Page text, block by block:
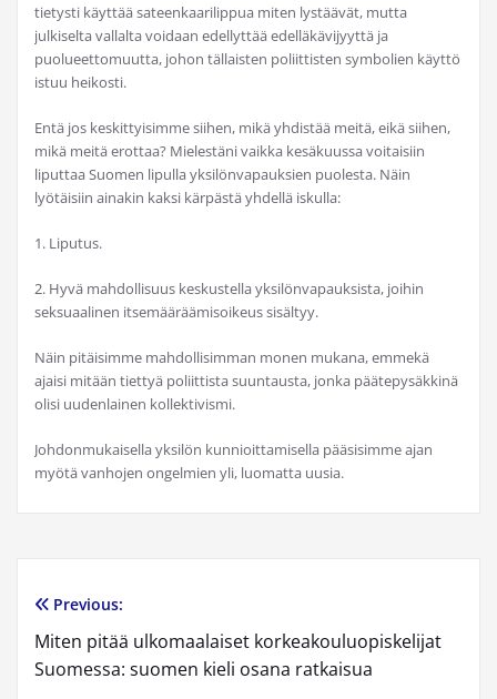
tietysti käyttää sateenkaarilippua miten lystäävät, mutta
julkiselta vallalta voidaan edellyttää edelläkävijyyttä ja
puolueettomuutta, johon tällaisten poliittisten symbolien käyttö
istuu heikosti.
Entä jos keskittyisimme siihen, mikä yhdistää meitä, eikä siihen,
mikä meitä erottaa? Mielestäni vaikka kesäkuussa voitaisiin
liputtaa Suomen lipulla yksilönvapauksien puolesta. Näin
lyötäisiin ainakin kaksi kärpästä yhdellä iskulla:
1. Liputus.
2. Hyvä mahdollisuus keskustella yksilönvapauksista, joihin
seksuaalinen itsemääräämisoikeus sisältyy.
Näin pitäisimme mahdollisimman monen mukana, emmekä
ajaisi mitään tiettyä poliittista suuntausta, jonka päätepysäkkinä
olisi uudenlainen kollektivismi.
Johdonmukaisella yksilön kunnioittamisella pääsisimme ajan
myötä vanhojen ongelmien yli, luomatta uusia.
Artikkelien
selaus
Previous:
Miten pitää ulkomaalaiset korkeakouluopiskelijat
Suomessa: suomen kieli osana ratkaisua